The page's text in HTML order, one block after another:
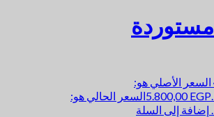
السعر الأصلي هو:
5.800,00EGP
السعر الحالي هو:
إضافة إلى السلة